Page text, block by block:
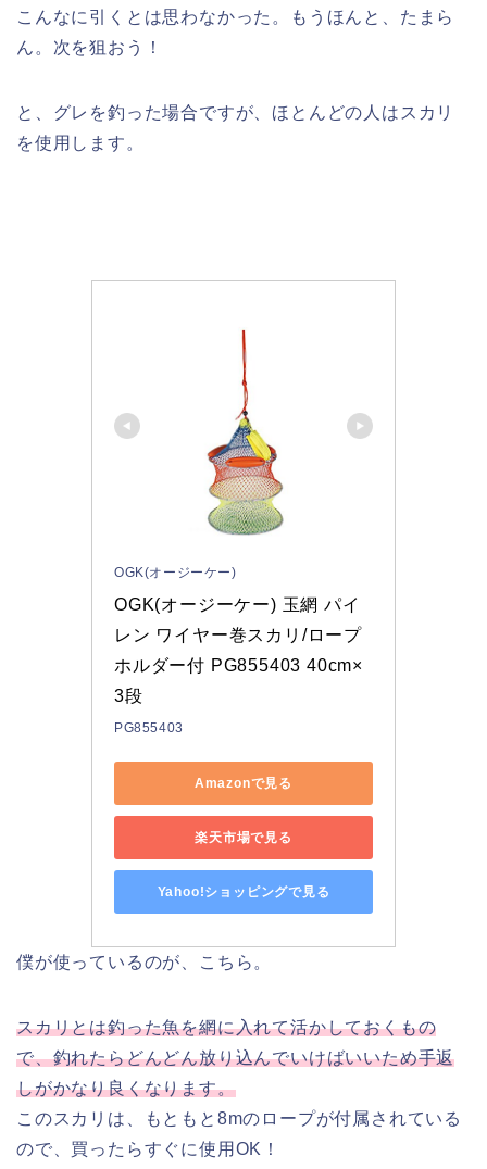
こんなに引くとは思わなかった。もうほんと、たまら
ん。次を狙おう！
と、グレを釣った場合ですが、ほとんどの人はスカリ
を使用します。
OGK(オージーケー)
OGK(オージーケー) 玉網 パイ
レン ワイヤー巻スカリ/ロープ
ホルダー付 PG855403 40cm×
3段
PG855403
Amazonで見る
楽天市場で見る
Yahoo!ショッピングで見る
僕が使っているのが、こちら。
スカリとは釣った魚を網に入れて活かしておくもの
で、釣れたらどんどん放り込んでいけばいいため手返
しがかなり良くなります。
このスカリは、もともと8mのロープが付属されている
ので、買ったらすぐに使用OK！